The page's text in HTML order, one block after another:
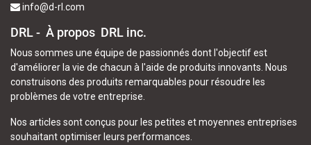
info@d-rl.com
DRL - À propos DRL inc.
Nous sommes une équipe de passionnés dont l'objectif est
d'améliorer la vie de chacun à l'aide de produits innovants. Nous
construisons des produits remarquables pour résoudre les
problèmes de votre entreprise.
Nos articles sont conçus pour les petites et moyennes entreprises
souhaitant optimiser leurs performances.